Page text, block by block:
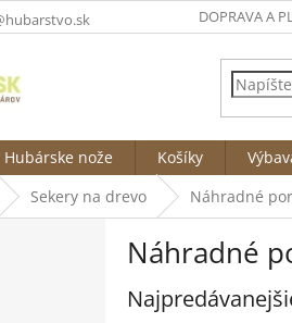
DOPRAVA A
Hubárske nože Košíky
Sekery na drevo Náhradné
Náhradné